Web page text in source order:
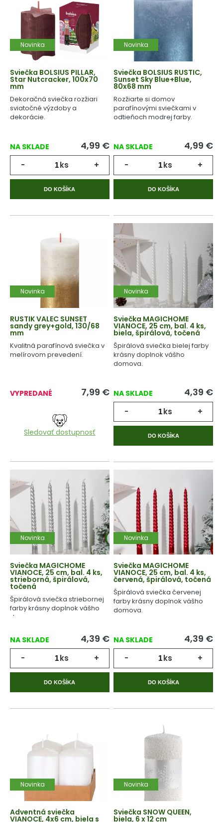
Novinka
Sviečka BOLSIUS PILLAR,
Star Nutcracker, 100x70
mm
Dekoračná sviečka rozžiari
sviatočné výzdoby a
dekorácie.
NA SKLADE 4,99 €
- ks +
DO KOŠÍKA
Novinka
Sviečka BOLSIUS RUSTIC,
Sunset Sky Blue+Blue,
80x68 mm
Rozžiarte si domov
parafínovými sviečkami v
odtieňoch modrej farby.
NA SKLADE 4,99 €
- ks +
DO KOŠÍKA
Novinka
RUSTIK VALEC SUNSET
sandy grey+gold, 130/68
mm
Kvalitná parafínová sviečka v
melírovom prevedení.
VYPREDANÉ 7,99 €
Sledovať dostupnosť
Novinka
Sviečka MAGICHOME
VIANOCE, 25 cm, bal. 4 ks,
biela, špirálová, točená
Špirálová sviečka bielej farby
krásny doplnok vášho
domova.
NA SKLADE 4,39 €
- ks +
DO KOŠÍKA
Novinka
Sviečka MAGICHOME
VIANOCE, 25 cm, bal. 4 ks,
strieborná, špirálová,
točená
Špirálová sviečka striebornej
farby krásny doplnok vášho
domova.
NA SKLADE 4,39 €
- ks +
DO KOŠÍKA
Novinka
Sviečka MAGICHOME
VIANOCE, 25 cm, bal. 4 ks,
červená, špirálová, točená
Špirálová sviečka červenej
farby krásny doplnok vášho
domova.
NA SKLADE 4,39 €
- ks +
DO KOŠÍKA
Novinka
Adventná sviečka
VIANOCE, 4x6 cm, biela s
Novinka
Sviečka SNOW QUEEN,
biela, 6 x 12 cm